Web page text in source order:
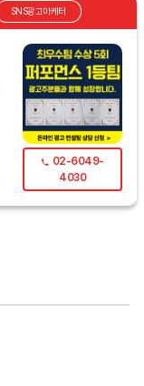
SNS광고마케터
02-6049-
4030